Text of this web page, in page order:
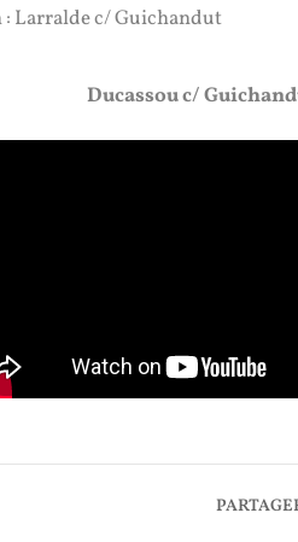
: Larralde c/ Guichandut
Ducassou c/